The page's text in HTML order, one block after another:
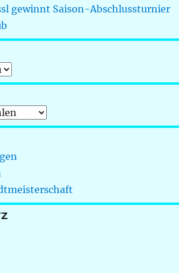
gewinnt Saison-Abschlussturnier